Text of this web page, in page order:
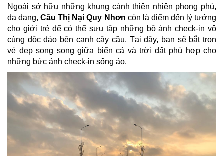
Ngoài sở hữu những khung cảnh thiên nhiên phong phú,
đa dạng,Cầu Thị Nại Quy Nhơn còn là điểm đến lý tưởng
cho giới trẻ để có thể sưu tập những bộ ảnh check-in vô
cùng độc đáo bên cạnh cây cầu. Tại đây, bạn sẽ bắt trọn
vẻ đẹp song song giữa biển cả và trời đất phù hợp cho
những bức ảnh check-in sống ảo.